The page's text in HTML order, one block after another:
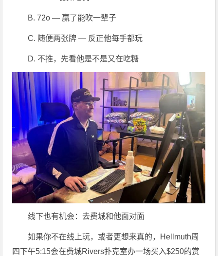
B. 72o — 赢了能吹一辈子
C. 随便两张牌 — 反正他每手都玩
D. 不推，先看他是不是又在吃糖
线下也有机会：去费城和他面对面
如果你不在线上玩，或者更想来真的，Hellmuth周
四下午5:15会在费城Rivers扑克室办一场买入$250的赏